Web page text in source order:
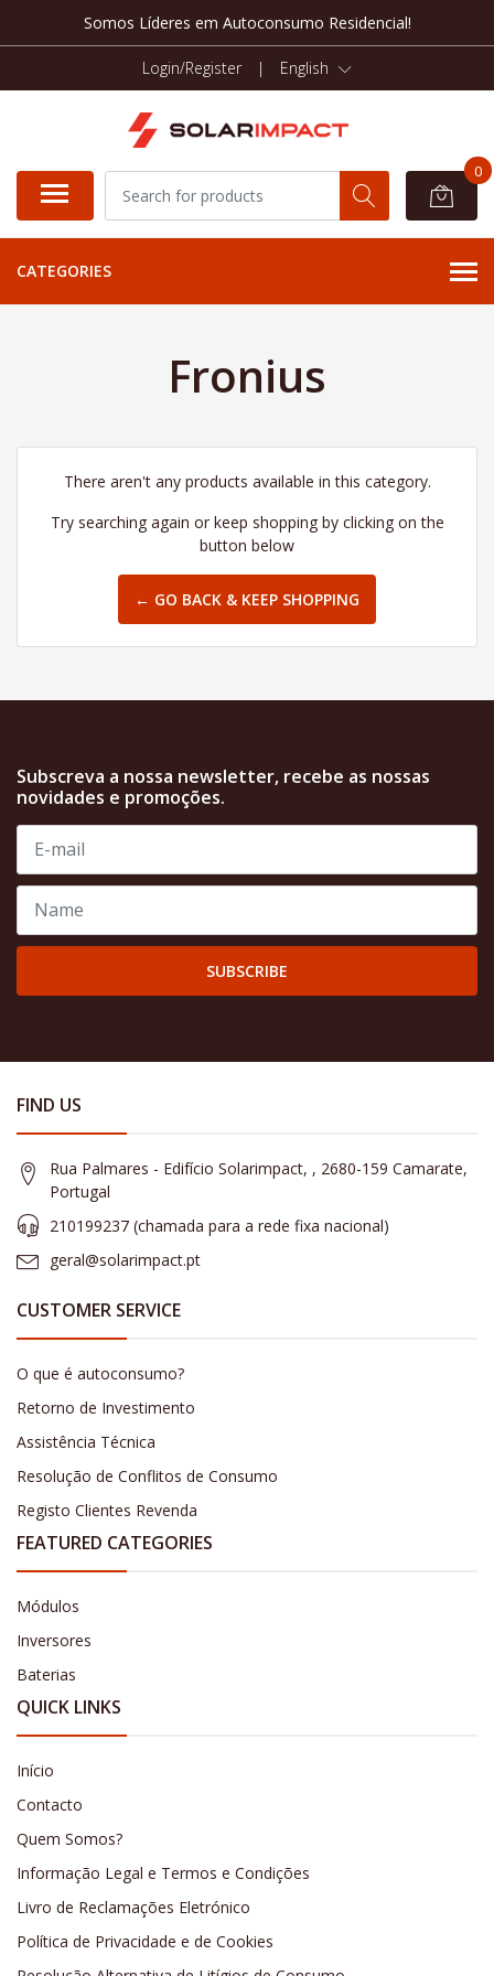
Somos Líderes em Autoconsumo Residencial!
Login/Register | English
0
CATEGORIES
Fronius
There aren't any products available in this category.
Try searching again or keep shopping by clicking on the
button below
← GO BACK & KEEP SHOPPING
Subscreva a nossa newsletter, recebe as nossas
novidades e promoções.
SUBSCRIBE
FIND US
Rua Palmares - Edifício Solarimpact, , 2680-159 Camarate,
Portugal
210199237 (​chamada para a rede fixa nacional)
geral@solarimpact.pt
CUSTOMER SERVICE
O que é autoconsumo?
Retorno de Investimento
Assistência Técnica
Resolução de Conflitos de Consumo
Registo Clientes Revenda
FEATURED CATEGORIES
Módulos
Inversores
Baterias
QUICK LINKS
Início
Contacto
Quem Somos?
Informação Legal e Termos e Condições
Livro de Reclamações Eletrónico
Política de Privacidade e de Cookies